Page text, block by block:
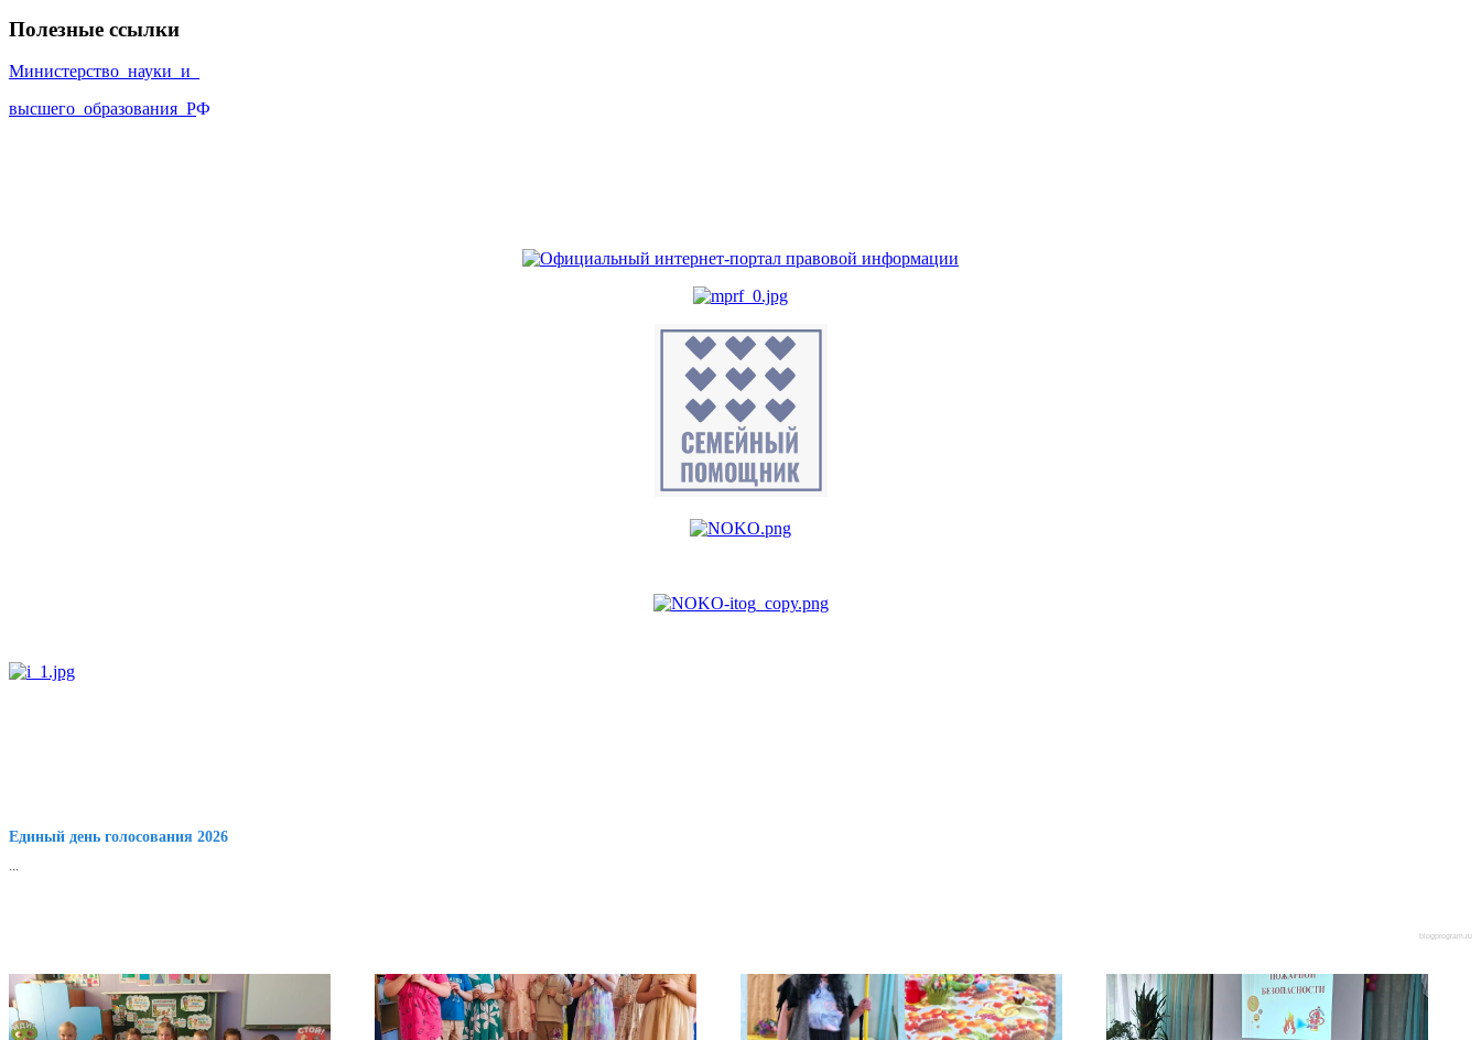
Полезные ссылки
Министерство_науки_и_
высшего_образования_РФ
Единый день голосования 2026
...
blogprogram.ru